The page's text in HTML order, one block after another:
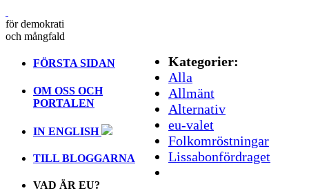
för demokrati
och mångfald
FÖRSTA SIDAN
OM OSS OCH
PORTALEN
IN ENGLISH
TILL BLOGGARNA
VAD ÄR EU?
Kategorier:
Alla
Allmänt
Alternativ
eu-valet
Folkomröstningar
Lissabonfördraget